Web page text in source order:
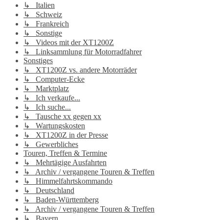
↳ Italien
↳ Schweiz
↳ Frankreich
↳ Sonstige
↳ Videos mit der XT1200Z
↳ Linksammlung für Motorradfahrer
Sonstiges
↳ XT1200Z vs. andere Motorräder
↳ Computer-Ecke
↳ Marktplatz
↳ Ich verkaufe...
↳ Ich suche...
↳ Tausche xx gegen xx
↳ Wartungskosten
↳ XT1200Z in der Presse
↳ Gewerbliches
Touren, Treffen & Termine
↳ Mehrtägige Ausfahrten
↳ Archiv / vergangene Touren & Treffen
↳ Himmelfahrtskommando
↳ Deutschland
↳ Baden-Württemberg
↳ Archiv / vergangene Touren & Treffen
↳ Bayern